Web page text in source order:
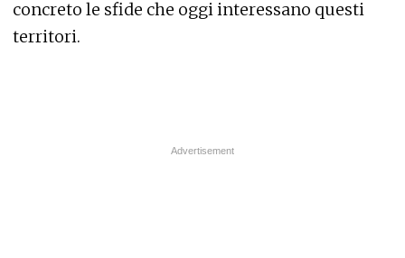
concreto le sfide che oggi interessano questi
territori.